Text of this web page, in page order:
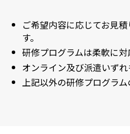
ご希望内容に応じてお見
す。
研修プログラムは柔軟に対
オンライン及び派遣いずれ
上記以外の研修プログラム